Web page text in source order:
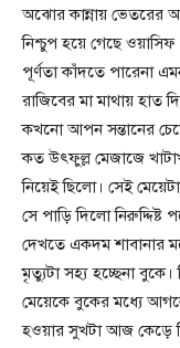
অঝোর কান্নায় ভেতরের
নিশ্চুপ হয়ে গেছে
পূর্ণতা কাঁদতে পারেনা
রাজিবের মা মাথায় হাত
কখনো আপন সন্তানের
কত উৎফুল্ল মেজাজে
নিয়েই ছিলো। সেই
সে পাড়ি দিলো
দেখতে একদম শাবানার
মৃত্যুটা সহ্য হচ্ছেনা বুকে।
মেয়েকে বুকের মধ্যে
হওয়ার সুখটা আজ কেড়ে